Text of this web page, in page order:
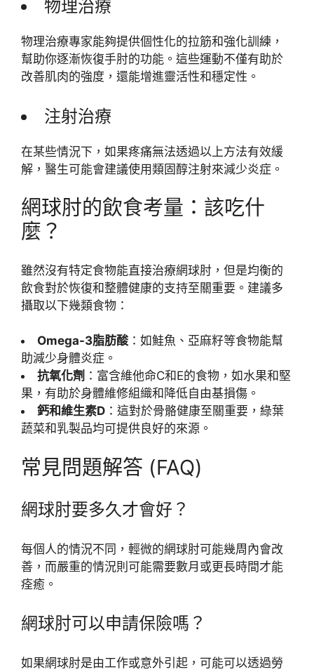
物理治療
物理治療專家能夠提供個性化的拉筋和強化訓練，
幫助你逐漸恢復手肘的功能。這些運動不僅有助於
改善肌肉的強度，還能增進靈活性和穩定性。
注射治療
在某些情況下，如果疼痛無法透過以上方法有效緩
解，醫生可能會建議使用類固醇注射來減少炎症。
網球肘的飲食考量：該吃什
麼？
雖然沒有特定食物能直接治療網球肘，但是均衡的
飲食對於恢復和整體健康的支持至關重要。建議多
攝取以下幾類食物：
Omega-3脂肪酸：如鮭魚、亞麻籽等食物能幫
助減少身體炎症。
抗氧化劑 ：富含維他命C和E的食物，如水果和堅
果，有助於身體維修組織和降低自由基損傷。
鈣和維生素D ：這對於骨骼健康至關重要，綠葉
蔬菜和乳製品均可提供良好的來源。
常見問題解答 (FAQ)
網球肘要多久才會好？
每個人的情況不同，輕微的網球肘可能幾周內會改
善，而嚴重的情況則可能需要數月或更長時間才能
痊癒。
網球肘可以申請保險嗎？
如果網球肘是由工作或意外引起，可能可以透過勞